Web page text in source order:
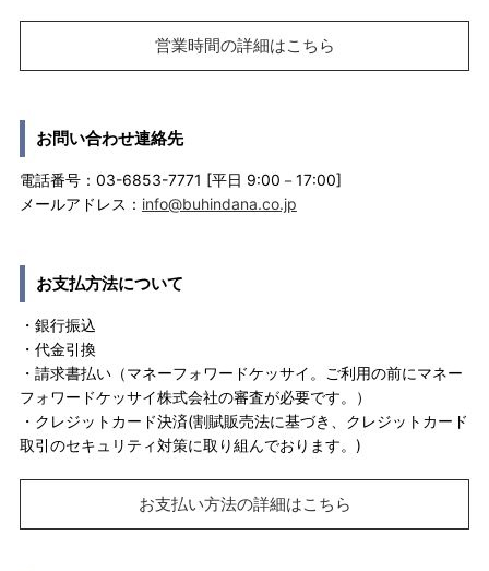
営業時間の詳細はこちら
お問い合わせ連絡先
電話番号：03-6853-7771 [平日 9:00－17:00]
メールアドレス： info@buhindana.co.jp
お支払方法について
・銀行振込
・代金引換
・請求書払い（マネーフォワードケッサイ。ご利用の前にマネー
フォワードケッサイ株式会社の審査が必要です。）
・クレジットカード決済(割賦販売法に基づき、クレジットカード
取引のセキュリティ対策に取り組んでおります。)
お支払い方法の詳細はこちら